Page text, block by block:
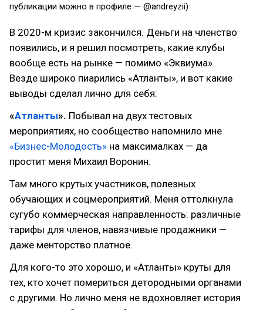
публикации можно в профиле — @andreyzii)
В 2020-м кризис закончился. Деньги на членство
появились, и я решил посмотреть, какие клубы
вообще есть на рынке — помимо «Эквиума».
Везде широко пиарились «Атланты», и вот какие
выводы сделал лично для себя:
«Атланты». Побывал на двух тестовых
мероприятиях, но сообщество напомнило мне
«Бизнес-Молодость» на максималках — да
простит меня Михаил Воронин.
Там много крутых участников, полезных
обучающих и соцмероприятий. Меня оттолкнула
сугубо коммерческая направленность: различные
тарифы для членов, навязчивые продажники —
даже менторство платное.
Для кого-то это хорошо, и «Атланты» круты для
тех, кто хочет помериться детородными органами
с другими. Но лично меня не вдохновляет история